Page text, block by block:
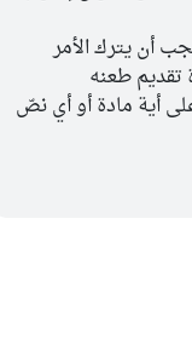
أن يترك الأمر
تقديم طعنه
أية مادة أو أي نصّ